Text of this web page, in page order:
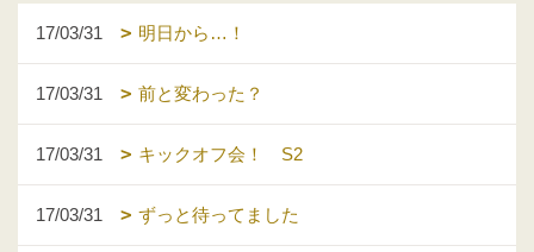
17/03/31 明日から…！
17/03/31 前と変わった？
17/03/31 キックオフ会！ S2
17/03/31 ずっと待ってました